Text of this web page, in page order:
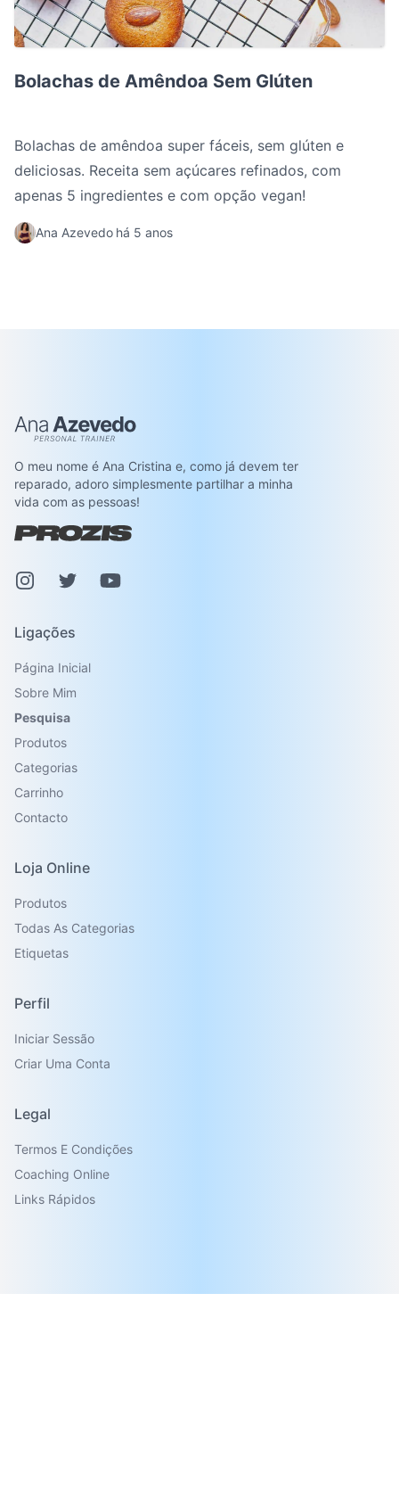
Bolachas de Amêndoa Sem Glúten
Bolachas de amêndoa super fáceis, sem glúten e
deliciosas. Receita sem açúcares refinados, com
apenas 5 ingredientes e com opção vegan!
Ana Azevedo há 5 anos
Ana Azevedo
O meu nome é Ana Cristina e, como já devem ter
reparado, adoro simplesmente partilhar a minha
vida com as pessoas!
InstagramPinterestYoutube
Ligações
Página Inicial
Sobre Mim
Pesquisa
Produtos
Categorias
Carrinho
Contacto
Loja Online
Produtos
Todas As Categorias
Etiquetas
Perfil
Iniciar Sessão
Criar Uma Conta
Legal
Termos E Condições
Coaching Online
Links Rápidos